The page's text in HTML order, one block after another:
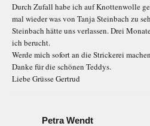
Durch Zufall habe ich auf Knottenwolle
mal wieder was von Tanja Steinbach zu
Steinbach hätte uns verlassen. Drei
ich berucht.
Werde mich sofort an die Strickerei
Danke für die schönen Teddys.
Liebe Grüsse Gertrud
Petra Wendt